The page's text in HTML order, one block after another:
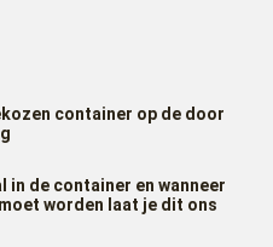
container op de door
de container en wanneer
worden laat je dit ons